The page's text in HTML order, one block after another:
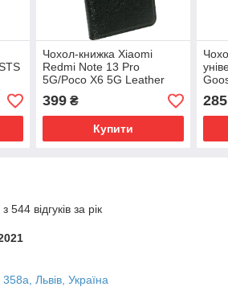
Чохол-книжка Xiaomi
Redmi Note 13 Pro
5G/Poco X6 5G Leather
399₴
Купити
285
544 відгуків за рік
Львів, Україна